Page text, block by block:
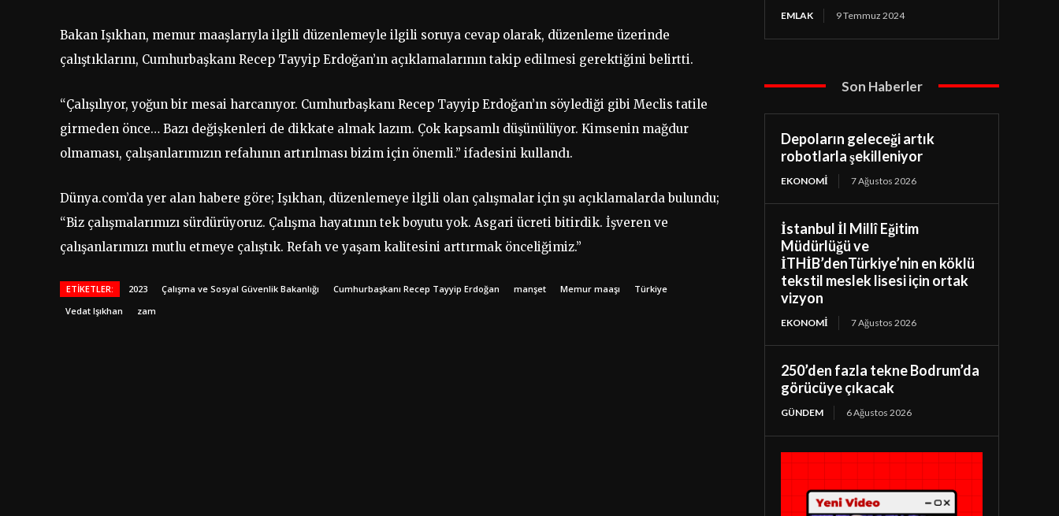
Bakan Işıkhan, memur maaşlarıyla ilgili düzenlemeyle ilgili soruya cevap olarak, düzenleme üzerinde
çalıştıklarını, Cumhurbaşkanı Recep Tayyip Erdoğan’ın açıklamalarının takip edilmesi gerektiğini belirtti.
“Çalışılıyor, yoğun bir mesai harcanıyor. Cumhurbaşkanı Recep Tayyip Erdoğan’ın söylediği gibi Meclis tatile
girmeden önce… Bazı değişkenleri de dikkate almak lazım. Çok kapsamlı düşünülüyor. Kimsenin mağdur
olmaması, çalışanlarımızın refahının artırılması bizim için önemli.” ifadesini kullandı.
Dünya.com’da yer alan habere göre; Işıkhan, düzenlemeye ilgili olan çalışmalar için şu açıklamalarda bulundu;
“Biz çalışmalarımızı sürdürüyoruz. Çalışma hayatının tek boyutu yok. Asgari ücreti bitirdik. İşveren ve
çalışanlarımızı mutlu etmeye çalıştık. Refah ve yaşam kalitesini arttırmak önceliğimiz.”
ETIKETLER: 2023 Çalışma ve Sosyal Güvenlik Bakanlığı Cumhurbaşkanı Recep Tayyip Erdoğan manşet Memur maaşı
Türkiye
Vedat Işıkhan
zam
EMLAK 9 Temmuz 2024
Son Haberler
Depoların geleceği artık
robotlarla şekilleniyor
EKONOMI 7 Ağustos 2026
İstanbul İl Millî Eğitim
Müdürlüğü ve
İTHİB’denTürkiye’nin en köklü
tekstil meslek lisesi için ortak
vizyon
EKONOMI 7 Ağustos 2026
250’den fazla tekne Bodrum’da
görücüye çıkacak
GÜNDEM 6 Ağustos 2026